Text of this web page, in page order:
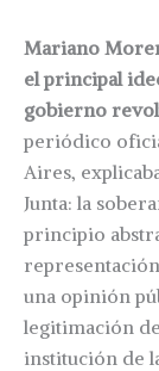
Mariano
el principal
gobierno
periódico
Aires,
Junta: la
principio
una opinión
legitimación
institución de